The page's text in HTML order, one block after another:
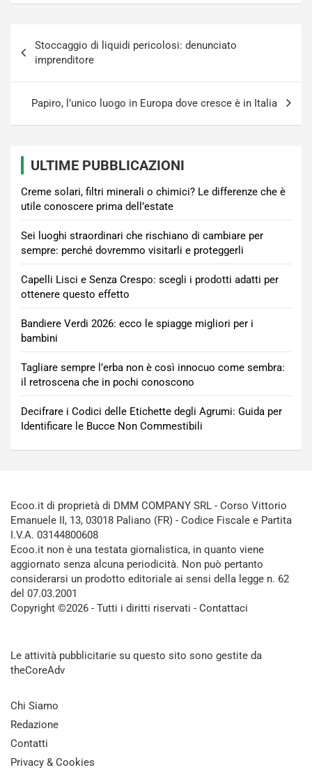
articoli
Stoccaggio di liquidi pericolosi: denunciato
imprenditore
Papiro, l’unico luogo in Europa dove cresce è in Italia
ULTIME PUBBLICAZIONI
Creme solari, filtri minerali o chimici? Le differenze che è
utile conoscere prima dell’estate
Sei luoghi straordinari che rischiano di cambiare per
sempre: perché dovremmo visitarli e proteggerli
Capelli Lisci e Senza Crespo: scegli i prodotti adatti per
ottenere questo effetto
Bandiere Verdi 2026: ecco le spiagge migliori per i
bambini
Tagliare sempre l’erba non è così innocuo come sembra:
il retroscena che in pochi conoscono
Decifrare i Codici delle Etichette degli Agrumi: Guida per
Identificare le Bucce Non Commestibili
Ecoo.it di proprietà di DMM COMPANY SRL - Corso Vittorio
Emanuele II, 13, 03018 Paliano (FR) - Codice Fiscale e Partita
I.V.A. 03144800608
Ecoo.it non è una testata giornalistica, in quanto viene
aggiornato senza alcuna periodicità. Non può pertanto
considerarsi un prodotto editoriale ai sensi della legge n. 62
del 07.03.2001
Copyright ©2026 - Tutti i diritti riservati - Contattaci
Le attività pubblicitarie su questo sito sono gestite da
theCoreAdv
Chi Siamo
Redazione
Contatti
Privacy & Cookies